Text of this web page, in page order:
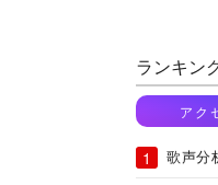
ランキン
アク
歌声分